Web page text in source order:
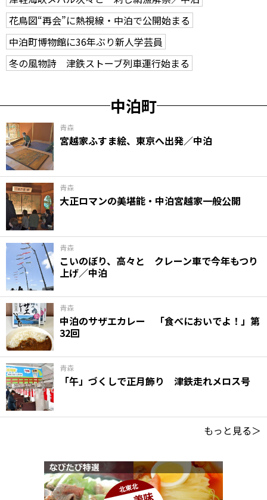
花鳥図“再会”に熱視線・中泊で公開始まる
中泊町博物館に36年ぶり新人学芸員
冬の風物詩 津鉄ストーブ列車運行始まる
中泊町
青森
宮越家ふすま絵、東京へ出発／中泊
青森
大正ロマンの美堪能・中泊宮越家一般公開
青森
こいのぼり、高々と クレーン車で今年もつり
上げ／中泊
青森
中泊のサザエカレー 「食べにおいでよ！」第
32回
青森
「午」づくしで正月飾り 津鉄走れメロス号
もっと見る＞